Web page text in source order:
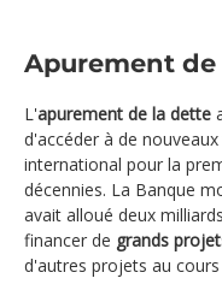
Apurement
L'apurement de la dette
d'accéder à de
international pour la
décennies. La Banque
avait alloué deux
financer de grands
d'autres projets au